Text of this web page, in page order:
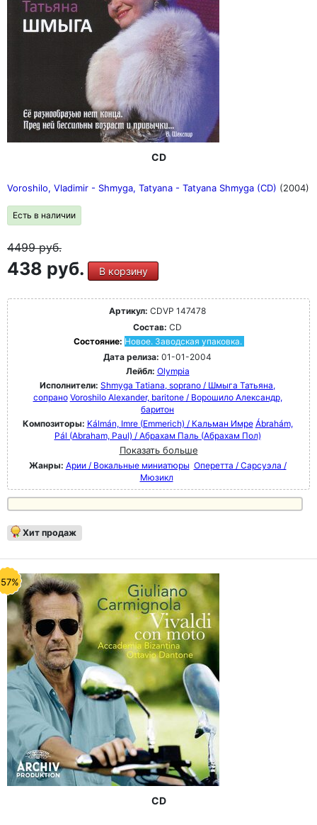
CD
Voroshilo, Vladimir - Shmyga, Tatyana - Tatyana Shmyga (CD) (2004)
Есть в наличии
4499руб.
438 руб. В корзину
Артикул: CDVP 147478
Состав: CD
Состояние: Новое. Заводская упаковка.
Дата релиза: 01-01-2004
Лейбл: Olympia
Исполнители: Shmyga Tatiana, soprano / Шмыга Татьяна,
сопрано Voroshilo Alexander, baritone / Ворошило Александр,
баритон
Композиторы: Kálmán, Imre (Emmerich) / Кальман Имре Ábrahám,
Pál (Abraham, Paul) / Абрахам Паль (Абрахам Пол)
Показать больше
Жанры: Арии / Вокальные миниатюры Оперетта / Сарсуэла /
Мюзикл
Хит продаж
CD